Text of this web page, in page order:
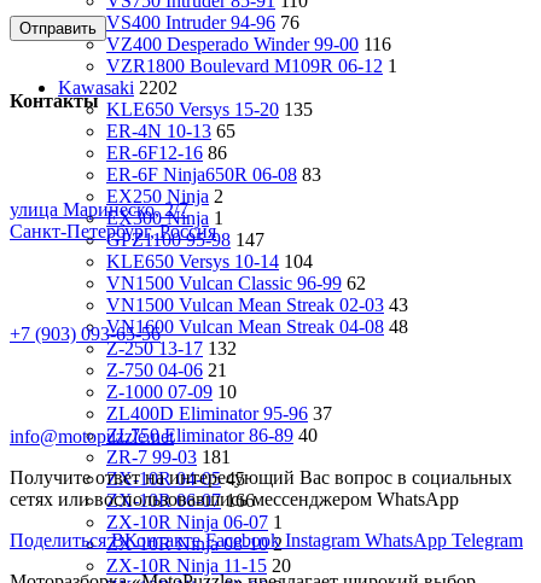
VS400 Intruder 94-96 76
VZ400 Desperado Winder 99-00 116
VZR1800 Boulevard M109R 06-12 1
Kawasaki 2202
KLE650 Versys 15-20 135
ER-4N 10-13 65
ER-6F12-16 86
ER-6F Ninja650R 06-08 83
EX250 Ninja 2
EX300 Ninja 1
GPZ1100 95-98 147
KLE650 Versys 10-14 104
VN1500 Vulcan Classic 96-99 62
VN1500 Vulcan Mean Streak 02-03 43
VN1600 Vulcan Mean Streak 04-08 48
Z-250 13-17 132
Z-750 04-06 21
Z-1000 07-09 10
ZL400D Eliminator 95-96 37
ZL750 Eliminator 86-89 40
ZR-7 99-03 181
ZX-10R 04-05 45
ZX-10R 06-07 166
ZX-10R Ninja 06-07 1
ZX-10R Ninja 08-10 2
ZX-10R Ninja 11-15 20
Контакты
улица Маринеско, 2/7
Санкт-Петербург, Россия
+7 (903) 093-65-56
info@motopuzzle.net
Получите ответ на интересующий Вас вопрос в социальных
сетях или воспользовавшись мессенджером WhatsApp
Поделиться ВКонтакте Facebook Instagram WhatsApp Telegram